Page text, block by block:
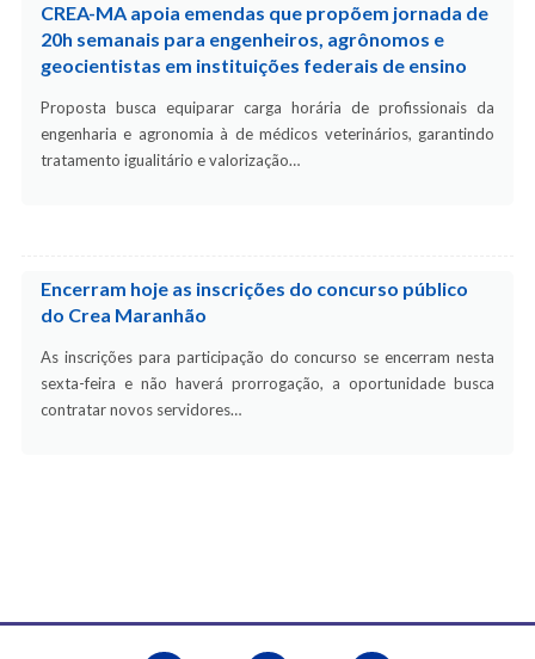
CREA-MA apoia emendas que propõem jornada de
20h semanais para engenheiros, agrônomos e
geocientistas em instituições federais de ensino
Proposta busca equiparar carga horária de profissionais da
engenharia e agronomia à de médicos veterinários, garantindo
tratamento igualitário e valorização…
Encerram hoje as inscrições do concurso público
do Crea Maranhão
As inscrições para participação do concurso se encerram nesta
sexta-feira e não haverá prorrogação, a oportunidade busca
contratar novos servidores…